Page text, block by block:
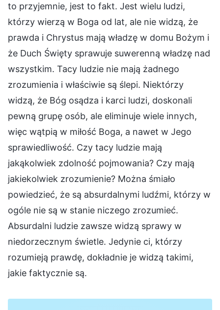
to przyjemnie, jest to fakt. Jest wielu ludzi,
którzy wierzą w Boga od lat, ale nie widzą, że
prawda i Chrystus mają władzę w domu Bożym i
że Duch Święty sprawuje suwerenną władzę nad
wszystkim. Tacy ludzie nie mają żadnego
zrozumienia i właściwie są ślepi. Niektórzy
widzą, że Bóg osądza i karci ludzi, doskonali
pewną grupę osób, ale eliminuje wiele innych,
więc wątpią w miłość Boga, a nawet w Jego
sprawiedliwość. Czy tacy ludzie mają
jakąkolwiek zdolność pojmowania? Czy mają
jakiekolwiek zrozumienie? Można śmiało
powiedzieć, że są absurdalnymi ludźmi, którzy w
ogóle nie są w stanie niczego zrozumieć.
Absurdalni ludzie zawsze widzą sprawy w
niedorzecznym świetle. Jedynie ci, którzy
rozumieją prawdę, dokładnie je widzą takimi,
jakie faktycznie są.